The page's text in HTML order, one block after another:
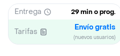
Entrega 29 min o prog.
Tarifas Envío gratis
(nuevos usuarios)